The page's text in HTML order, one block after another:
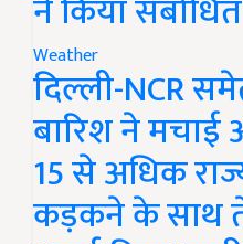
ने किया संबोधित
Weather
दिल्ली-NCR
बारिश ने
15 से अधिक
कड़कने के साथ